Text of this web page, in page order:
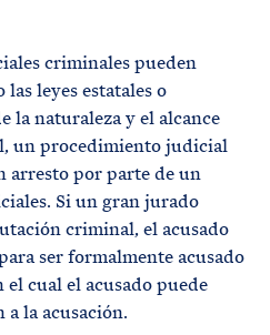
criminales pueden
las leyes estatales o
la naturaleza y el alcance
un procedimiento judicial
arresto por parte de un
Si un gran jurado
criminal, el acusado
ser formalmente acusado
cual el acusado puede
la acusación.